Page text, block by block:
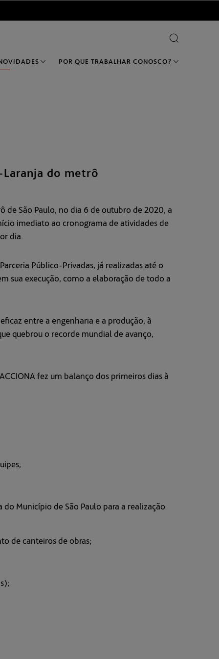
de São Paulo, no dia 6 de outubro de 2020, a
imediato ao cronograma de atividades de
dia.
Público-Privadas, já realizadas até o
sua execução, como a elaboração de todo a
entre a engenharia e a produção, à
quebrou o recorde mundial de avanço,
fez um balanço dos primeiros dias à
Município de São Paulo para a realização
de canteiros de obras;